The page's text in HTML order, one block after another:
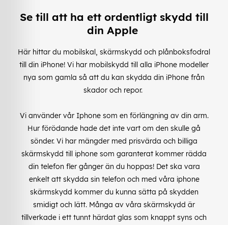
Se till att ha ett ordentligt skydd till
din Apple
Här hittar du mobilskal, skärmskydd och plånboksfodral
till din iPhone! Vi har mobilskydd till alla iPhone modeller
nya som gamla så att du kan skydda din iPhone från
skador och repor.
Vi använder vår Iphone som en förlängning av din arm.
Hur förödande hade det inte vart om den skulle gå
sönder. Vi har mängder med prisvärda och billiga
skärmskydd till iphone som garanterat kommer rädda
din telefon fler gånger än du hoppas! Det ska vara
enkelt att skydda sin telefon och med våra iphone
skärmskydd kommer du kunna sätta på skydden
smidigt och lätt. Många av våra skärmskydd är
tillverkade i ett tunnt härdat glas som knappt syns och